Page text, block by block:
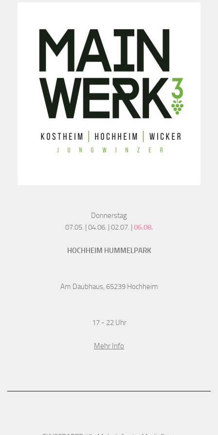
Donnerstag
07.05. | 04.06. | 02.07. | 06.08.
HOCHHEIM HUMMELPARK
Am Daubhaus, 65239 Hochheim
17 - 22 Uhr
Mehr Info